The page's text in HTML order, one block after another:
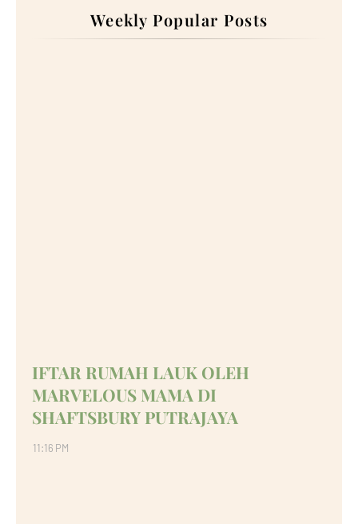
Weekly Popular Posts
IFTAR RUMAH LAUK OLEH
MARVELOUS MAMA DI
SHAFTSBURY PUTRAJAYA
11:16 PM